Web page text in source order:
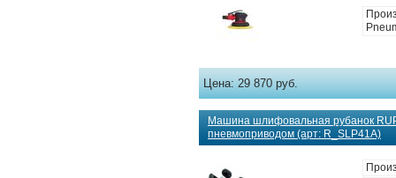
Цена:29 870 руб.
Машина шлифовальная рубанок
пневмоприводом (арт: R_SLP41A)